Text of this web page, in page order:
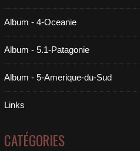
Album - 4-Oceanie
Album - 5.1-Patagonie
Album - 5-Amerique-du-Sud
Links
CATÉGORIES